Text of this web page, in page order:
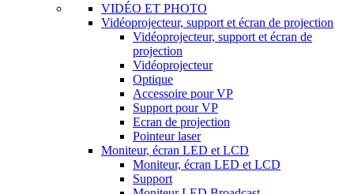
VIDÉO ET PHOTO
Vidéoprojecteur, support et écran de projection
Vidéoprojecteur, support et écran de
projection
Vidéoprojecteur
Optique
Accessoire pour VP
Support pour VP
Ecran de projection
Pointeur laser
Moniteur, écran LED et LCD
Moniteur, écran LED et LCD
Support